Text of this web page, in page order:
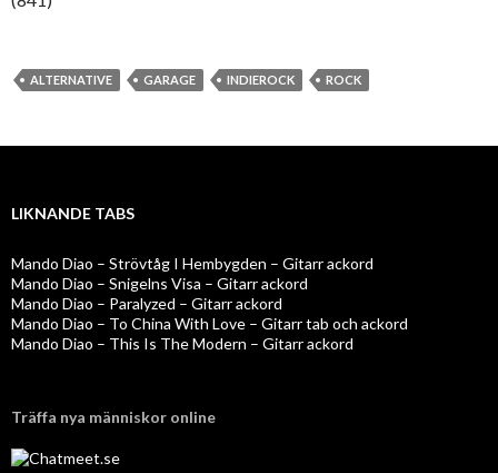
ALTERNATIVE GARAGE INDIEROCK ROCK
LIKNANDE TABS
Mando Diao – Strövtåg I Hembygden – Gitarr ackord
Mando Diao – Snigelns Visa – Gitarr ackord
Mando Diao – Paralyzed – Gitarr ackord
Mando Diao – To China With Love – Gitarr tab och ackord
Mando Diao – This Is The Modern – Gitarr ackord
Träffa nya människor online